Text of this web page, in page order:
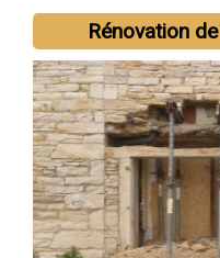
Rénovation